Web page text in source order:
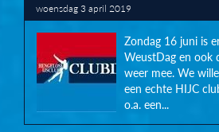
woensdag 3 april 2019
Zondag 16 juni is
WeustDag en ook
weer mee. We
een echte HIJC
o.a. een...